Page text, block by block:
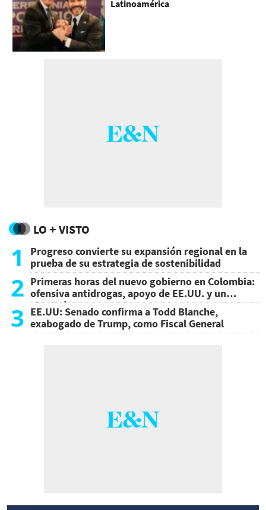
Latinoamérica
LO + VISTO
1
Progreso convierte su expansión regional en la
prueba de su estrategia de sostenibilidad
2 Primeras horas del nuevo gobierno en Colombia:
ofensiva antidrogas, apoyo de EE.UU. y un
atentado
3 EE.UU: Senado confirma a Todd Blanche,
exabogado de Trump, como Fiscal General